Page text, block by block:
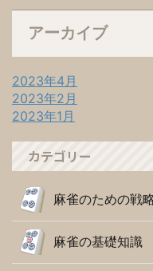
アーカイブ
2023年4月
2023年2月
2023年1月
カテゴリー
麻雀のための戦
麻雀の基礎知識